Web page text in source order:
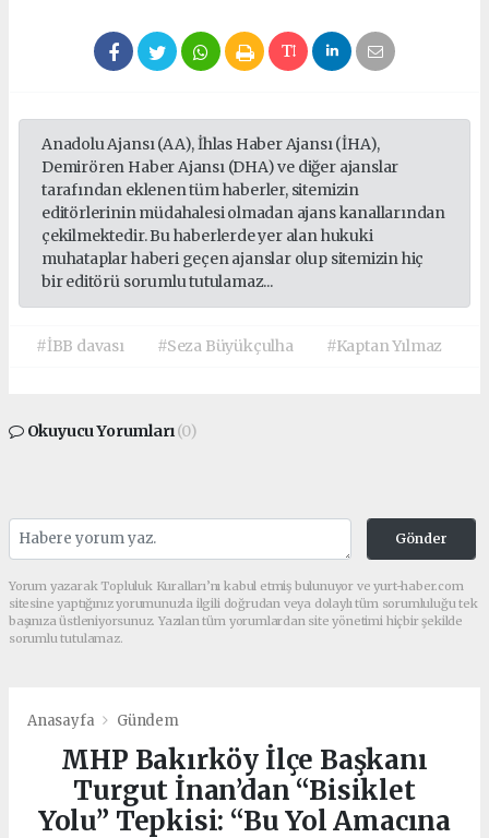
Anadolu Ajansı (AA), İhlas Haber Ajansı (İHA),
Demirören Haber Ajansı (DHA) ve diğer ajanslar
tarafından eklenen tüm haberler, sitemizin
editörlerinin müdahalesi olmadan ajans kanallarından
çekilmektedir. Bu haberlerde yer alan hukuki
muhataplar haberi geçen ajanslar olup sitemizin hiç
bir editörü sorumlu tutulamaz...
#İBB davası #Seza Büyükçulha #Kaptan Yılmaz
Okuyucu Yorumları(0)
Gönder
Yorum yazarak Topluluk Kuralları’nı kabul etmiş bulunuyor ve yurt-haber.com
sitesine yaptığınız yorumunuzla ilgili doğrudan veya dolaylı tüm sorumluluğu tek
başınıza üstleniyorsunuz. Yazılan tüm yorumlardan site yönetimi hiçbir şekilde
sorumlu tutulamaz.
Anasayfa Gündem
MHP Bakırköy İlçe Başkanı
Turgut İnan’dan “Bisiklet
Yolu” Tepkisi: “Bu Yol Amacına